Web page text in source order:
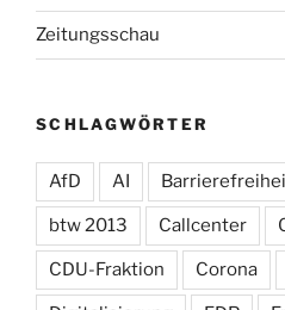
Zeitungsschau
SCHLAGWÖRTER
AfD AI
btw 2013 Callcenter
CDU-Fraktion Corona